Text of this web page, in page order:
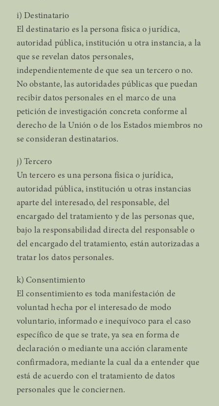
i) Destinatario
El destinatario es la persona física o jurídica,
autoridad pública, institución u otra instancia, a la
que se revelan datos personales,
independientemente de que sea un tercero o no.
No obstante, las autoridades públicas que puedan
recibir datos personales en el marco de una
petición de investigación concreta conforme al
derecho de la Unión o de los Estados miembros no
se consideran destinatarios.
j) Tercero
Un tercero es una persona física o jurídica,
autoridad pública, institución u otras instancias
aparte del interesado, del responsable, del
encargado del tratamiento y de las personas que,
bajo la responsabilidad directa del responsable o
del encargado del tratamiento, están autorizadas a
tratar los datos personales.
k) Consentimiento
El consentimiento es toda manifestación de
voluntad hecha por el interesado de modo
voluntario, informado e inequívoco para el caso
específico de que se trate, ya sea en forma de
declaración o mediante una acción claramente
confirmadora, mediante la cual da a entender que
está de acuerdo con el tratamiento de datos
personales que le conciernen.